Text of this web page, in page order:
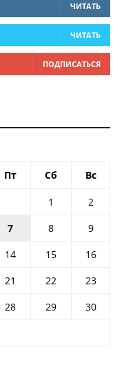
ЧИТАТЬ
ЧИТАТЬ
ПОДПИСАТЬСЯ
Пт Сб Вс
1
2
7 8
9
14 15
16
21 22
23
28 29
30